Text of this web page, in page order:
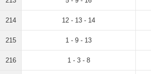
214 12 - 13 - 14
215 1 - 9 - 13
216 1 - 3 - 8